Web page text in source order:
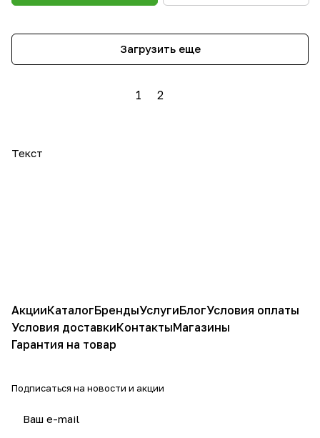
Загрузить еще
1 2
Текст
АкцииКаталогБрендыУслугиБлогУсловия оплаты
Условия доставкиКонтактыМагазины
Гарантия на товар
Подписаться на новости и акции